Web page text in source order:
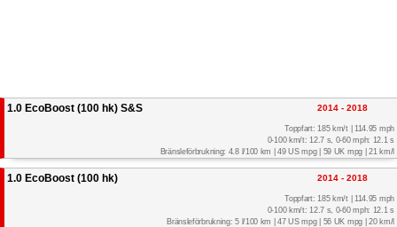
1.0 EcoBoost (100 hk) S&S 2014 - 2018
Toppfart: 185 km/t | 114.95 mph
0-100 km/t: 12.7 s, 0-60 mph: 12.1 s
Bränsleförbrukning: 4.8 l/100 km | 49 US mpg | 59 UK mpg | 21 km/l
1.0 EcoBoost (100 hk) 2014 - 2018
Toppfart: 185 km/t | 114.95 mph
0-100 km/t: 12.7 s, 0-60 mph: 12.1 s
Bränsleförbrukning: 5 l/100 km | 47 US mpg | 56 UK mpg | 20 km/l